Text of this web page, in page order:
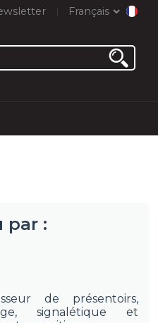
Français
par :
de présentoirs,
signalétique et